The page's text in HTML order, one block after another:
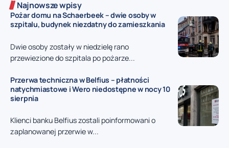
Najnowsze wpisy
Pożar domu na Schaerbeek – dwie osoby w
szpitalu, budynek niezdatny do zamieszkania
Dwie osoby zostały w niedzielę rano
przewiezione do szpitala po pożarze...
Przerwa techniczna w Belfius – płatności
natychmiastowe i Wero niedostępne w nocy 10
sierpnia
Klienci banku Belfius zostali poinformowani o
zaplanowanej przerwie w...